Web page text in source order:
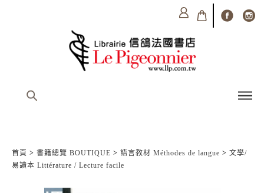
首頁 > 書籍總覽 BOUTIQUE > 語言教材 Méthodes de langue > 文學/
易讀本 Littérature / Lecture facile